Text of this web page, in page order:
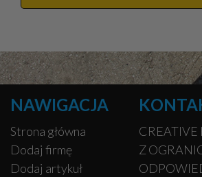
NAWIGACJA
Strona główna
Dodaj firmę
Dodaj artykuł
CREATIVE
Z